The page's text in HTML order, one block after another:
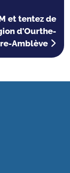
et tentez de
d'Ourthe-
Amblève